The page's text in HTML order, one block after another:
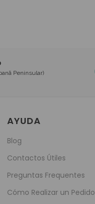
Peninsular)
AYUDA
Blog
Contactos Útiles
Preguntas Frequentes
Cómo Realizar un Pedido